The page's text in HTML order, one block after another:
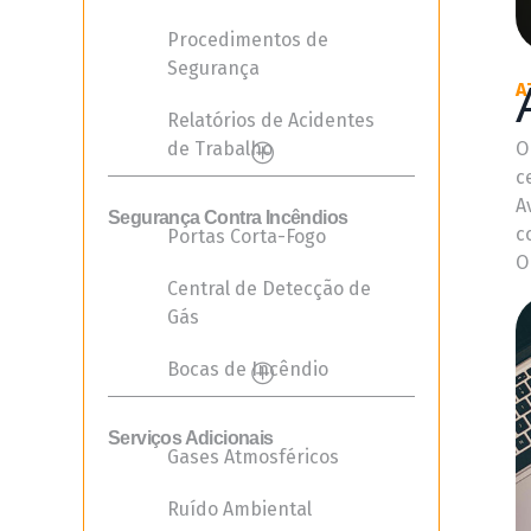
Procedimentos de
Segurança
Relatórios de Acidentes
de Trabalho
Segurança Contra Incêndios
Portas Corta-Fogo
Central de Detecção de
Gás
Bocas de Incêndio
Serviços Adicionais
Gases Atmosféricos
Ruído Ambiental